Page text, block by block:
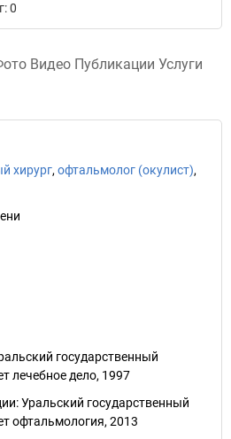
0
Видео Публикации Услуги
хирург, офтальмолог (окулист),
государственный
лечебное дело, 1997
Уральский государственный
офтальмология, 2013